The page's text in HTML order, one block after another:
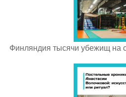
Финляндия тысячи убежищ на